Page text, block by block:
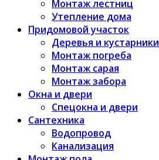
Монтаж лестниц
Утепление дома
Придомовой участок
Деревья и кустарники
Монтаж погреба
Монтаж сарая
Монтаж забора
Окна и двери
Спецокна и двери
Сантехника
Водопровод
Канализация